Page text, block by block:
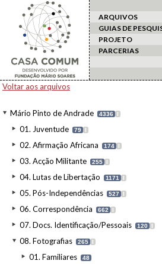
ARQUIVOS
GUIAS DE
PROJETO
PARCERIAS
Voltar aos arquivos
Mário Pinto de Andrade 4336 I
01. Juventude 79 I
02. Afirmação Africana 174 I
03. Acção Militante 255 I
04. Lutas de Libertação 1171 I
05. Pós-Independências 527 I
06. Correspondência 662 I
07. Docs. Identificação/Pessoais 120 I
08. Fotografias 265 I
01. Familiares 48